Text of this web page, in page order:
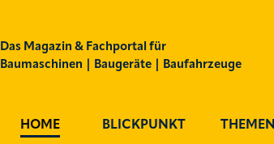
Das Magazin & Fachportal für
Baumaschinen | Baugeräte | Baufahrzeuge
HOME BLICKPUNKT THEMEN